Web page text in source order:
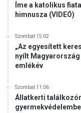
Íme a katolikus
himnusza (VIDEÓ)
Szombat 15:02
„Az egyesített
nyílt Magyarország
emlékév
Szombat 11:06
Állatkerti